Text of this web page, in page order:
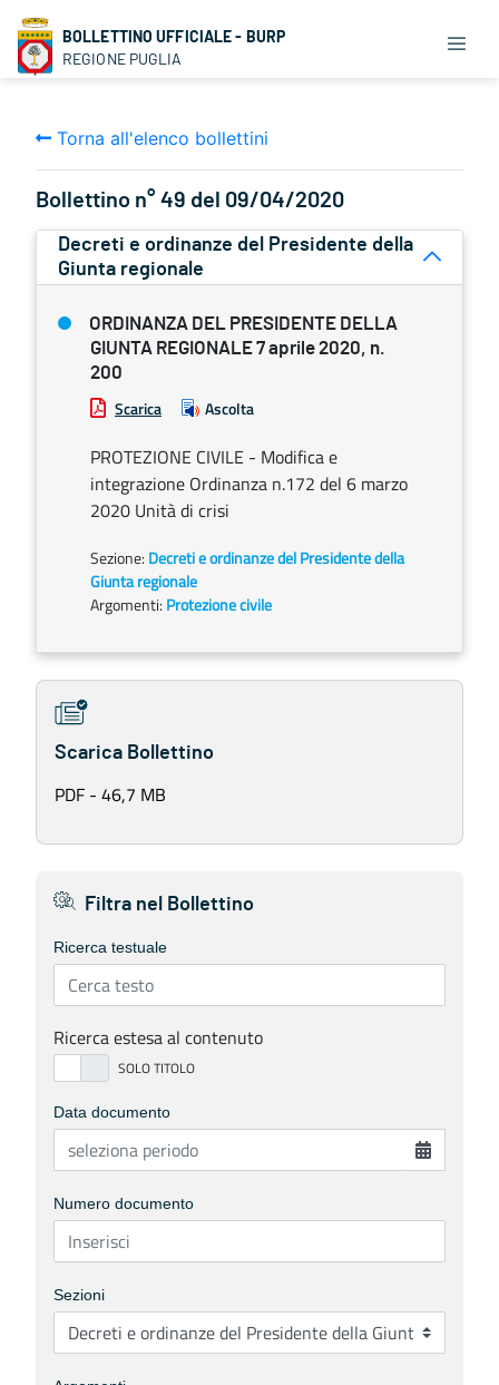
BOLLETTINO UFFICIALE - BURP
REGIONE PUGLIA
Torna all'elenco bollettini
Bollettino n° 49 del 09/04/2020
Decreti e ordinanze del Presidente della
Giunta regionale
ORDINANZA DEL PRESIDENTE DELLA
GIUNTA REGIONALE 7 aprile 2020, n.
200
Scarica Ascolta
PROTEZIONE CIVILE - ​Modifica e
integrazione Ordinanza n.172 del 6 marzo
2020 Unità di crisi
Sezione: Decreti e ordinanze del Presidente della
Giunta regionale
Argomenti: Protezione civile
Scarica Bollettino
PDF - 46,7 MB
Filtra nel Bollettino
Ricerca testuale
Ricerca estesa al contenuto
Data documento
Numero documento
Sezioni